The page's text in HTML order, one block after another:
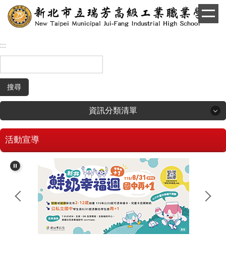
跳
到
內
:::
搜尋
資訊分類清單
回首頁
學生和家長專區
招生專區
活動宣導